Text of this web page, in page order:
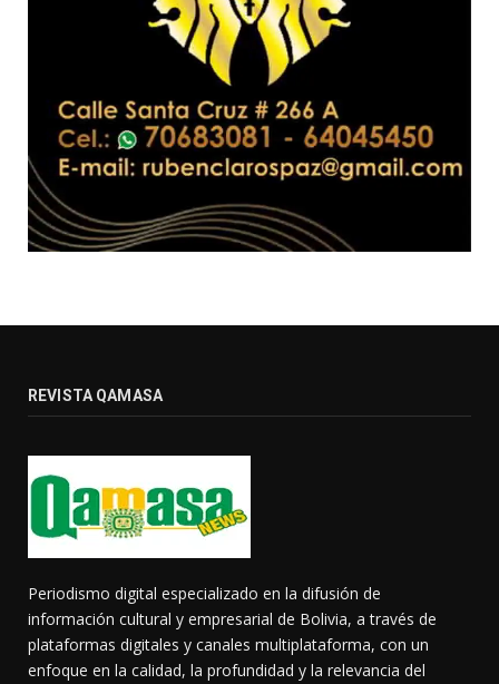
REVISTA QAMASA
Periodismo digital especializado en la difusión de
información cultural y empresarial de Bolivia, a través de
plataformas digitales y canales multiplataforma, con un
enfoque en la calidad, la profundidad y la relevancia del